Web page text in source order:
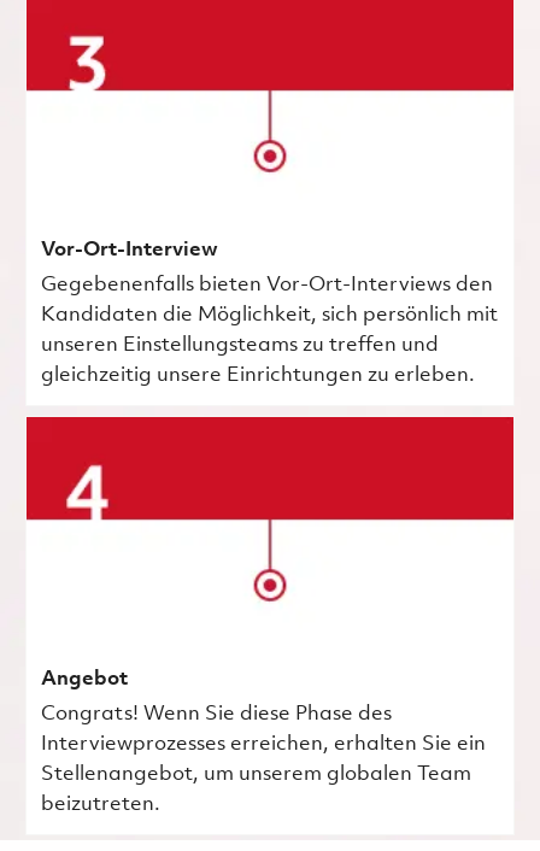
Vor-Ort-Interview
Gegebenenfalls bieten Vor-Ort-Interviews den
Kandidaten die Möglichkeit, sich persönlich mit
unseren Einstellungsteams zu treffen und
gleichzeitig unsere Einrichtungen zu erleben.
Angebot
Congrats! Wenn Sie diese Phase des
Interviewprozesses erreichen, erhalten Sie ein
Stellenangebot, um unserem globalen Team
beizutreten.